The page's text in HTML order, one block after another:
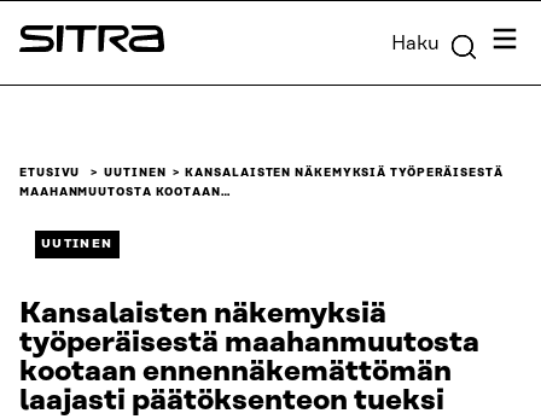
Siirry
suoraan
Sitra Haku
ETUSIVU UUTINEN
KANSALAISTEN NÄKEMYKSIÄ TYÖPERÄISESTÄ
MAAHANMUUTOSTA KOOTAAN…
UUTINEN
Kansalaisten näkemyksiä
työperäisestä maahanmuutosta
kootaan ennennäkemättömän
laajasti päätöksenteon tueksi